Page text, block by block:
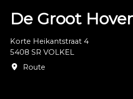
De Groot
Korte Heikantstraat 4
5408 SR VOLKEL
Route